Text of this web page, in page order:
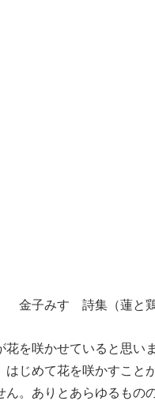
詩集（蓮と鶏
花を咲かせていると思い
はじめて花を咲かすこと
ん。ありとあらゆるもの